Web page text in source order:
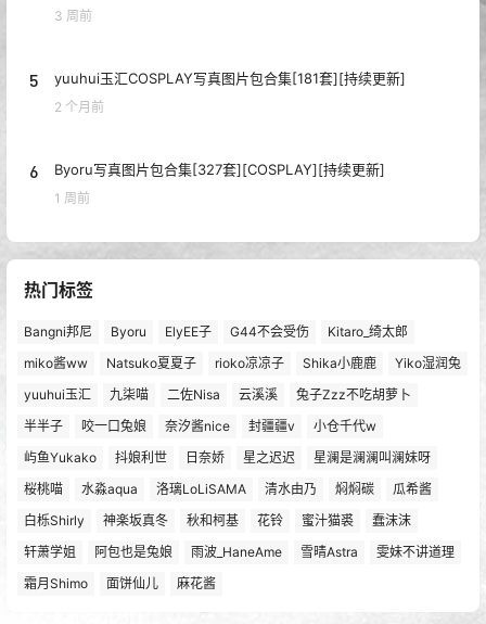
3 周前
5 yuuhui玉汇COSPLAY写真图片包合集[181套][持续更新]
2 个月前
6 Byoru写真图片包合集[327套][COSPLAY][持续更新]
1 周前
热门标签
Bangni邦尼 Byoru ElyEE子 G44不会受伤
Kitaro_绮太郎
miko酱ww
Natsuko夏夏子 rioko凉凉子 Shika小鹿鹿
Yiko湿润兔
yuuhui玉汇
九柒喵 二佐Nisa 云溪溪
兔子Zzz不吃胡萝卜
半半子
咬一口兔娘 奈汐酱nice 封疆疆v
小仓千代w
屿鱼Yukako
抖娘利世 日奈娇 星之迟迟
星澜是澜澜叫澜妹呀
桜桃喵
水淼aqua 洛璃LoLiSAMA 清水由乃 焖焖碳
瓜希酱
白栎Shirly
神楽坂真冬 秋和柯基 花铃 蜜汁猫裘
蠢沫沫
轩萧学姐
阿包也是兔娘 雨波_HaneAme 雪晴Astra
雯妹不讲道理
霜月Shimo
面饼仙儿 麻花酱